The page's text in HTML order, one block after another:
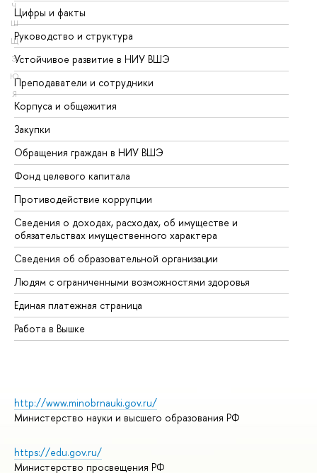
Ч
Ш
Щ
Э
Ю
Я
Цифры и факты
Руководство и структура
Устойчивое развитие в НИУ ВШЭ
Преподаватели и сотрудники
Корпуса и общежития
Закупки
Обращения граждан в НИУ ВШЭ
Фонд целевого капитала
Противодействие коррупции
Сведения о доходах, расходах, об имуществе и
обязательствах имущественного характера
Сведения об образовательной организации
Людям с ограниченными возможностями здоровья
Единая платежная страница
Работа в Вышке
http://www.minobrnauki.gov.ru/
Министерство науки и высшего образования РФ
https://edu.gov.ru/
Министерство просвещения РФ